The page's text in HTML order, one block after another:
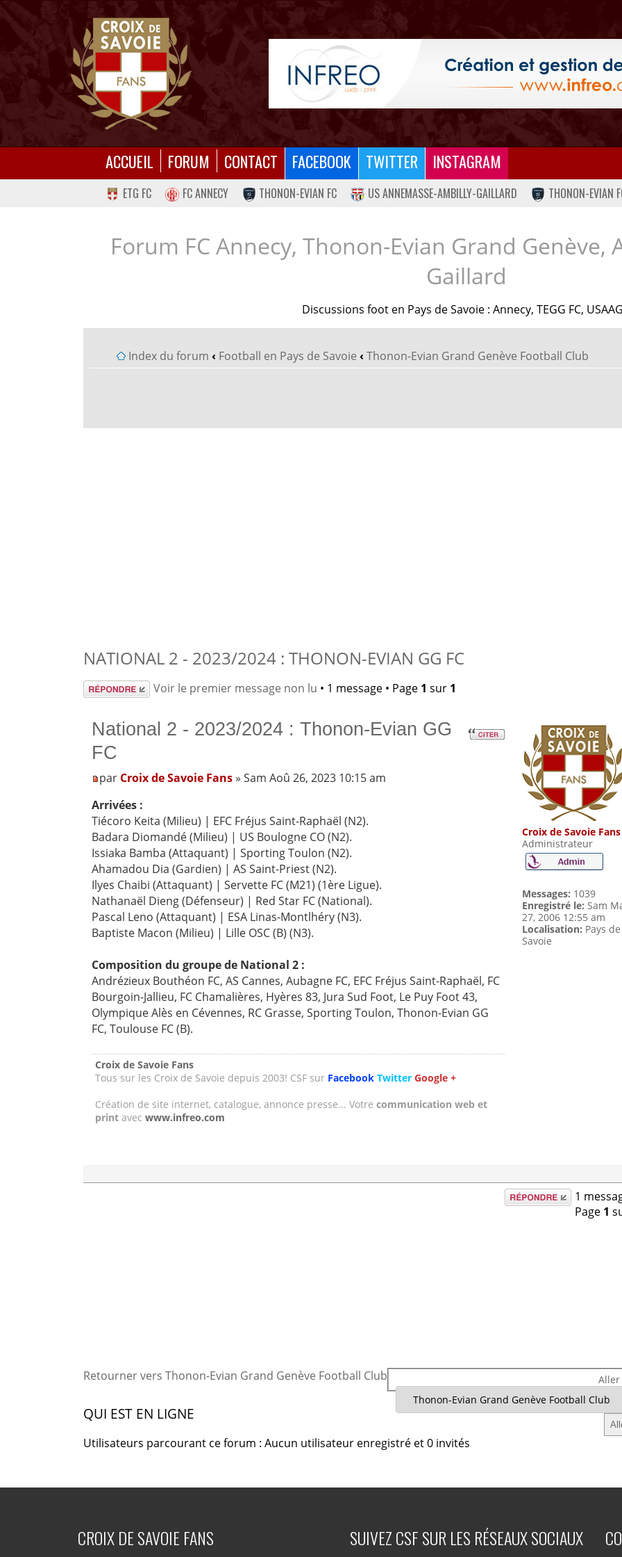
ACCUEIL FORUM CONTACT FACEBOOK TWITTER INSTAGRAM
ETG FC FC ANNECY THONON-EVIAN FC US ANNEMASSE-AMBILLY-GAILLARD THONON-EVIAN
Forum FC Annecy, Thonon-Evian Grand Genève,
Gaillard
Discussions foot en Pays de Savoie : Annecy, TEGG FC,
Index du forum ‹ Football en Pays de Savoie ‹ Thonon-Evian Grand Genève Football Club
NATIONAL 2 - 2023/2024 : THONON-EVIAN GG FC
Répondre Voir le premier message non lu • 1 message • Page 1 sur 1
National 2 - 2023/2024 : Thonon-Evian GG
FC
par Croix de Savoie Fans» Sam Aoû 26, 2023 10:15 am
Arrivées :
Tiécoro Keita (Milieu) | EFC Fréjus Saint-Raphaël (N2).
Badara Diomandé (Milieu) | US Boulogne CO (N2).
Issiaka Bamba (Attaquant) | Sporting Toulon (N2).
Ahamadou Dia (Gardien) | AS Saint-Priest (N2).
Ilyes Chaibi (Attaquant) | Servette FC (M21) (1ère Ligue).
Nathanaël Dieng (Défenseur) | Red Star FC (National).
Pascal Leno (Attaquant) | ESA Linas-Montlhéry (N3).
Baptiste Macon (Milieu) | Lille OSC (B) (N3).
Composition du groupe de National 2 :
Andrézieux Bouthéon FC, AS Cannes, Aubagne FC, EFC Fréjus Saint-Raphaël, FC
Bourgoin-Jallieu, FC Chamalières, Hyères 83, Jura Sud Foot, Le Puy Foot 43,
Olympique Alès en Cévennes, RC Grasse, Sporting Toulon, Thonon-Evian GG
FC, Toulouse FC (B).
Croix de Savoie Fans
Tous sur les Croix de Savoie depuis 2003! CSF sur Facebook Twitter Google +
Création de site internet, catalogue, annonce presse... Votrecommunication web et
print avecwww.infreo.com
Croix de Savoie Fans
Administrateur
Messages: 1039
Enregistré le: Sam
27, 2006 12:55 am
Localisation: Pays de
Savoie
Répondre
1
Page 1
Retourner vers Thonon-Evian Grand Genève Football Club Aller
QUI EST EN LIGNE
Utilisateurs parcourant ce forum : Aucun utilisateur enregistré et 0 invités
CROIX DE SAVOIE FANS SUIVEZ CSF SUR LES RÉSEAUX SOCIAUX